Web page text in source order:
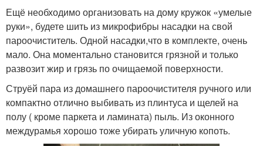
Ещё необходимо организовать на дому кружок «умелые
руки», будете шить из микрофибры насадки на свой
пароочиститель. Одной насадки,что в комплекте, очень
мало. Она моментально становится грязной и только
развозит жир и грязь по очищаемой поверхности.
Струёй пара из домашнего пароочистителя ручного или
компактно отлично выбивать из плинтуса и щелей на
полу ( кроме паркета и ламината) пыль. Из оконного
междурамья хорошо тоже убирать уличную копоть.